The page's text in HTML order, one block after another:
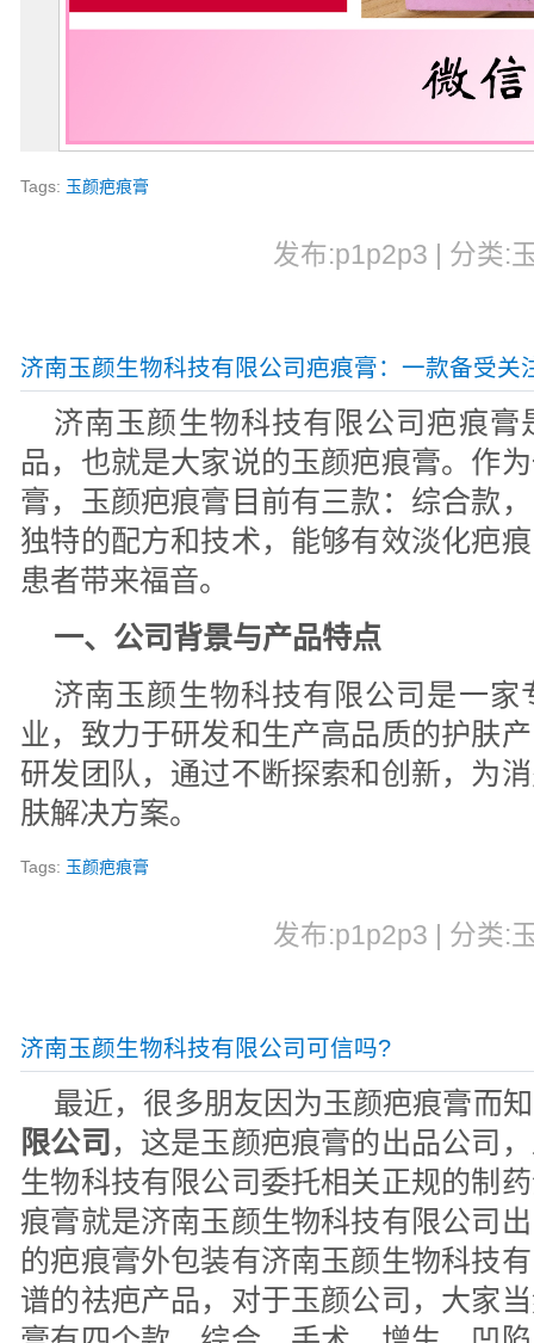
Tags: 玉颜疤痕膏
发布:p1p2p3 | 分类:
济南玉颜生物科技有限公司疤痕膏：一款备受关
济南玉颜生物科技有限公司疤痕
品，也就是大家说的玉颜疤痕膏。作
膏，玉颜疤痕膏目前有三款：综合款
独特的配方和技术，能够有效淡化疤
患者带来福音。
一、公司背景与产品特点
济南玉颜生物科技有限公司是一
业，致力于研发和生产高品质的护肤
研发团队，通过不断探索和创新，为
肤解决方案。
Tags: 玉颜疤痕膏
发布:p1p2p3 | 分类:
济南玉颜生物科技有限公司可信吗?
最近，很多朋友因为玉颜疤痕膏而
限公司 ，这是玉颜疤痕膏的出品公司
生物科技有限公司委托相关正规的制
痕膏就是济南玉颜生物科技有限公司
的疤痕膏外包装有济南玉颜生物科技
谱的祛疤产品，对于玉颜公司，大家